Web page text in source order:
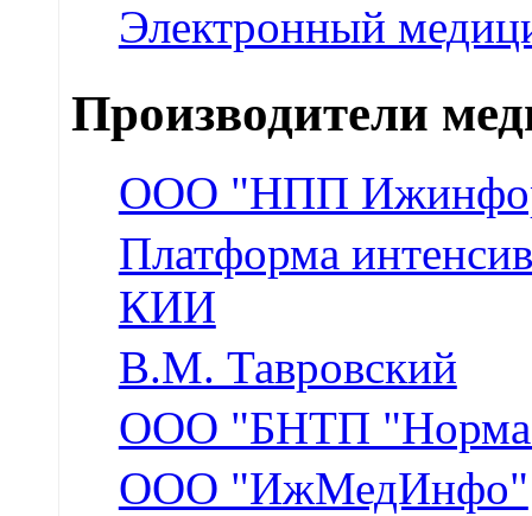
Электронный
Производители
ООО "НПП
Платформа
КИИ
В.М. Тавровский
ООО "БНТП
ООО "ИжМедИнфо"